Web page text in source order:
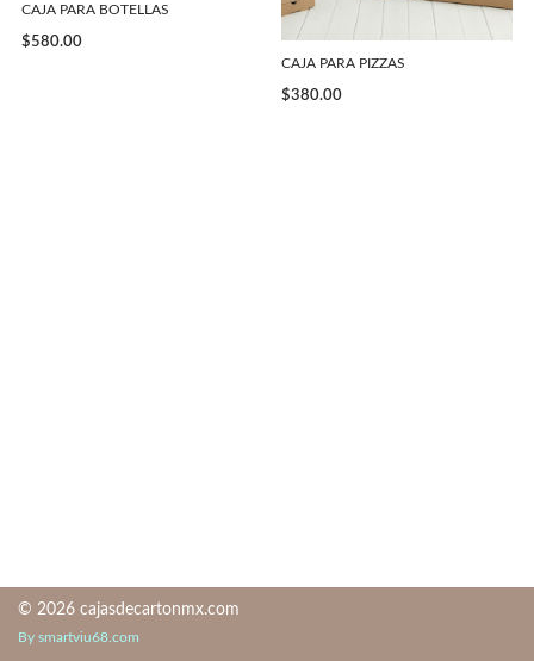
CAJA PARA BOTELLAS
$580.00
CAJA PARA PIZZAS
$380.00
© 2026 cajasdecartonmx.com
By smartviu68.com